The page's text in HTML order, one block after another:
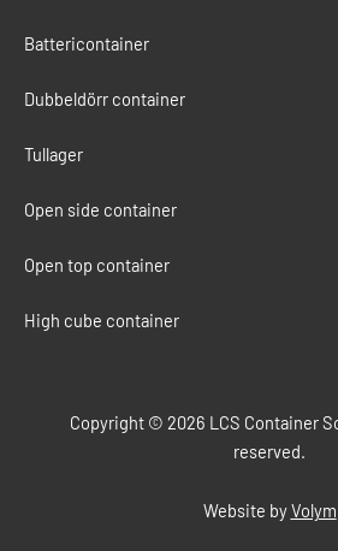
Battericontainer
Dubbeldörr container
Tullager
Open side container
Open top container
High cube container
Copyright © 2026 LCS Container
reserved.
Website byVolym